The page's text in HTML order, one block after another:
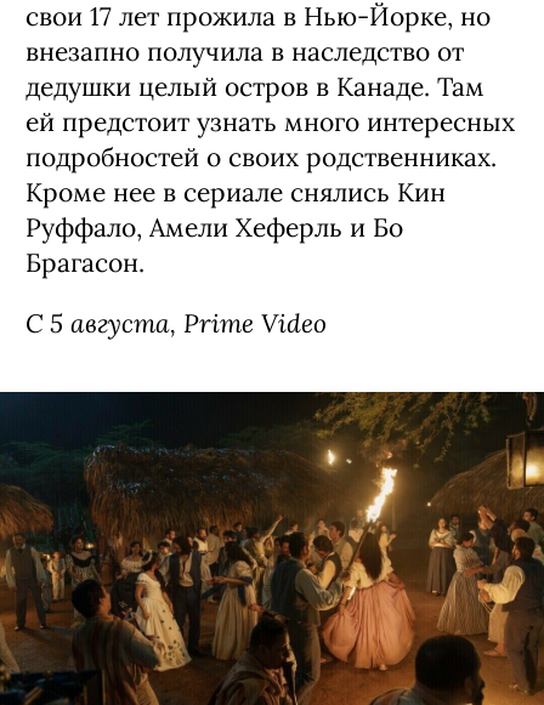
Сериал «Стерлинг Поинт» / Sterling
Point, премьера (18+)
Детектив о семейных скелетах в шкафу,
спродюсированный создателями
«Сплетницы». Девушка Энни (Элла
свои 17 лет прожила в Нью-Йорке, но
внезапно получила в наследство от
дедушки целый остров в Канаде. Там
ей предстоит узнать много интересных
подробностей о своих родственниках.
Кроме нее в сериале снялись Кин
Руффало, Амели Хеферль и Бо
Брагасон.